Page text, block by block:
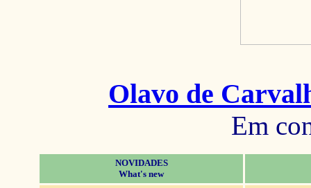
Olavo de
Em
NOVIDADES
What's new